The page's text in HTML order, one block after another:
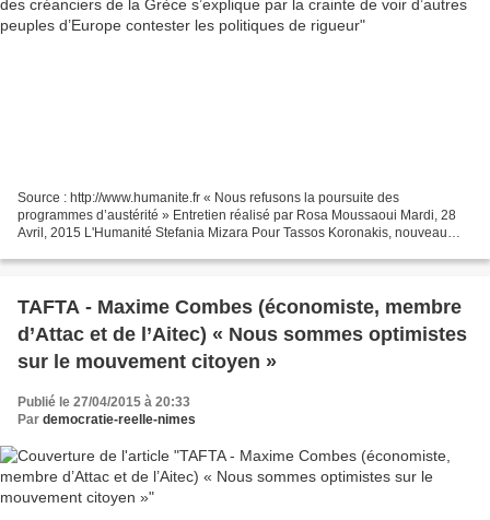
Source : http://www.humanite.fr « Nous refusons la poursuite des
programmes d’austérité » Entretien réalisé par Rosa Moussaoui Mardi, 28
Avril, 2015 L'Humanité Stefania Mizara Pour Tassos Koronakis, nouveau
TAFTA - Maxime Combes (économiste, membre
d’Attac et de l’Aitec) « Nous sommes optimistes
sur le mouvement citoyen »
Publié le 27/04/2015 à 20:33
Par democratie-reelle-nimes